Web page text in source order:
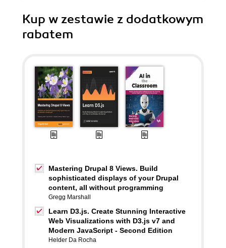
Kup w zestawie z dodatkowym
rabatem
Mastering Drupal 8 Views. Build
sophisticated displays of your Drupal
content, all without programming
Gregg Marshall
Learn D3.js. Create Stunning Interactive
Web Visualizations with D3.js v7 and
Modern JavaScript - Second Edition
Helder Da Rocha